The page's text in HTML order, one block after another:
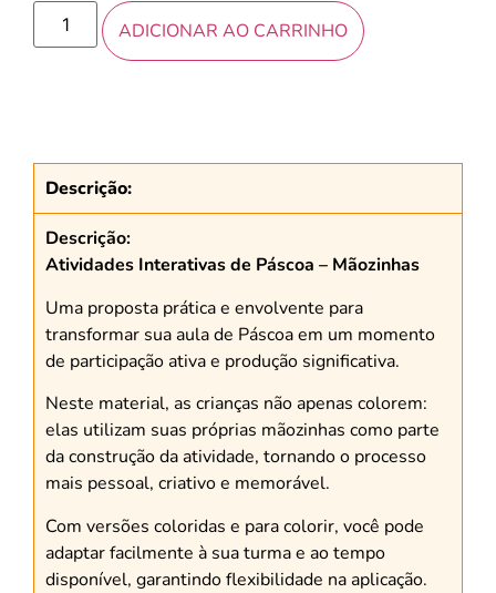
ADICIONAR AO CARRINHO
Descrição:
Descrição:
Atividades Interativas de Páscoa – Mãozinhas
Uma proposta prática e envolvente para
transformar sua aula de Páscoa em um momento
de participação ativa e produção significativa.
Neste material, as crianças não apenas colorem:
elas utilizam suas próprias mãozinhas como parte
da construção da atividade, tornando o processo
mais pessoal, criativo e memorável.
Com versões coloridas e para colorir, você pode
adaptar facilmente à sua turma e ao tempo
disponível, garantindo flexibilidade na aplicação.